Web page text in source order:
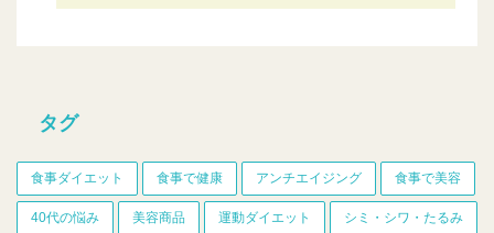
タグ
食事ダイエット 食事で健康 アンチエイジング 食事で美容
40代の悩み 美容商品 運動ダイエット シミ・シワ・たるみ